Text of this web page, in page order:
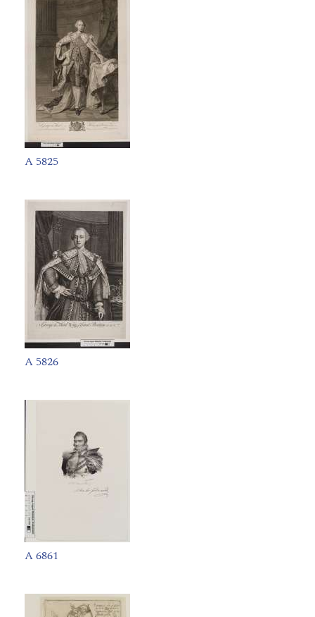
A 5825
A 5826
A 6861